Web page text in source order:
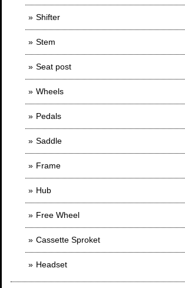
Shifter
Stem
Seat post
Wheels
Pedals
Saddle
Frame
Hub
Free Wheel
Cassette Sproket
Headset